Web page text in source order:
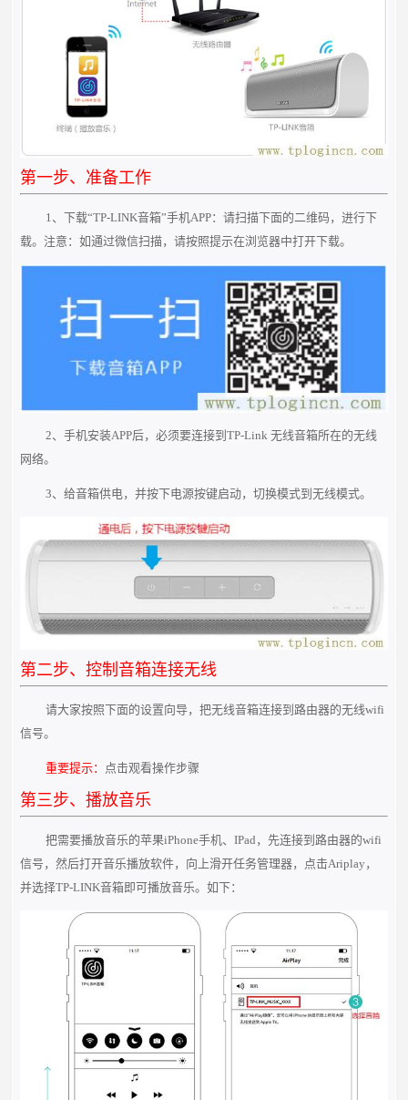
第一步、准备工作
1、下载“TP-LINK音箱”手机APP：请扫描下面的二维码，进行下
载。注意：如通过微信扫描，请按照提示在浏览器中打开下载。
2、手机安装APP后，必须要连接到TP-Link 无线音箱所在的无线
网络。
3、给音箱供电，并按下电源按键启动，切换模式到无线模式。
第二步、控制音箱连接无线
请大家按照下面的设置向导，把无线音箱连接到路由器的无线wifi
信号。
重要提示： 点击观看操作步骤
第三步、播放音乐
把需要播放音乐的苹果iPhone手机、IPad，先连接到路由器的wifi
信号，然后打开音乐播放软件，向上滑开任务管理器，点击Ariplay，
并选择TP-LINK音箱即可播放音乐。如下：